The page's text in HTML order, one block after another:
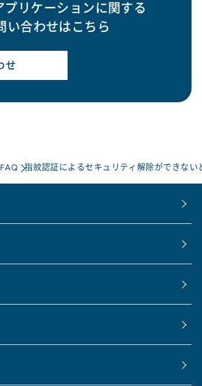
プリケーションに関する
い合わせはこちら
せ
指紋認証によるセキュリティ解除ができない